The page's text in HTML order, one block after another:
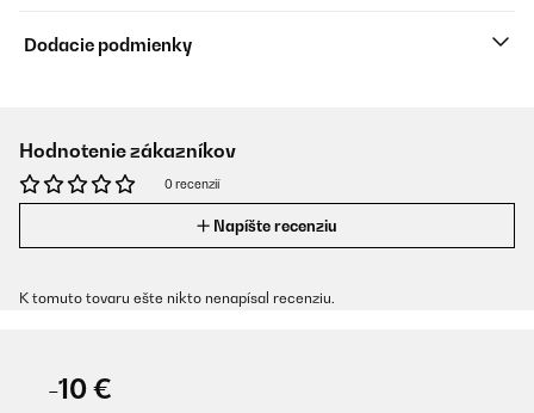
Dodacie podmienky
Hodnotenie zákazníkov
0 recenzií
Napíšte recenziu
K tomuto tovaru ešte nikto nenapísal recenziu.
-10 €